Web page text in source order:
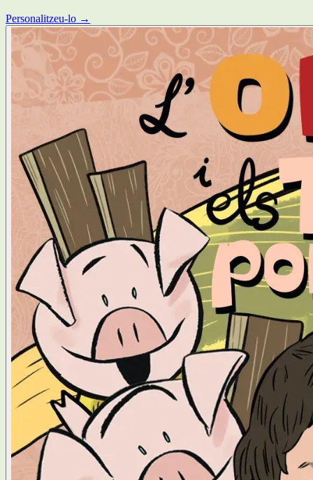
Personalitzeu-lo →